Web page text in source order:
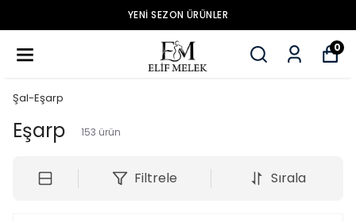
YENİ SEZON ÜRÜNLER
0
Şal-Eşarp
Eşarp 153 ürün
Filtrele Sırala